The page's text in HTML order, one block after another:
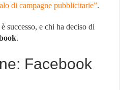
di campagne pubblicitarie”.
successo, e chi ha deciso di
.
Facebook